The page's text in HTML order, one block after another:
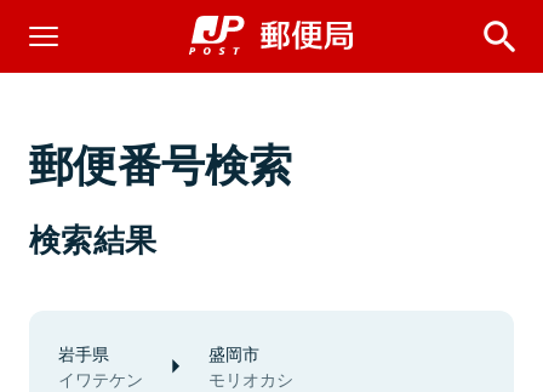
郵便番号検索
検索結果
岩手県
イワテケン
盛岡市
モリオカシ